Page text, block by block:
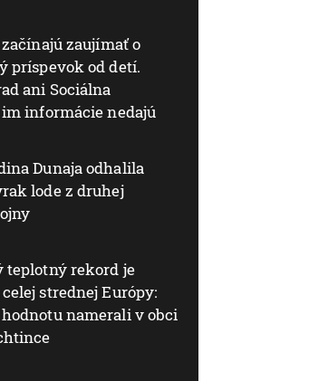
zaujímať o
príspevok od detí.
ani Sociálna
informácie nedajú
Dunaja odhalila
lode z druhej
teplotný rekord je
strednej Európy:
namerali v obci